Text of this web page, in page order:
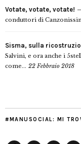
Votate, votate, votate!
conduttori di
Sisma, sulla
Salvini, e ora anche i
come... 22 Febbraio 2018
#MANUSOCIAL: MI